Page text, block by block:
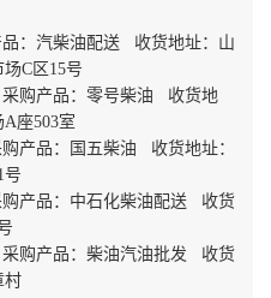
：汽柴油配送 收货地址：山
C区15号
购产品：零号柴油 收货地
座503室
产品：国五柴油 收货地址：
号
产品：中石化柴油配送 收货
购产品：柴油汽油批发 收货
村